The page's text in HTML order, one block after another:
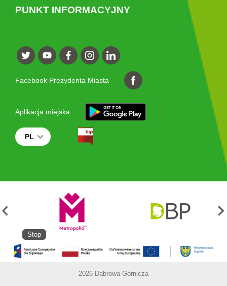
PUNKT INFORMACYJNY
Facebook Prezydenta Miasta
Aplikacja miejska
PL
Stop
2026 Dąbrowa Górnicza